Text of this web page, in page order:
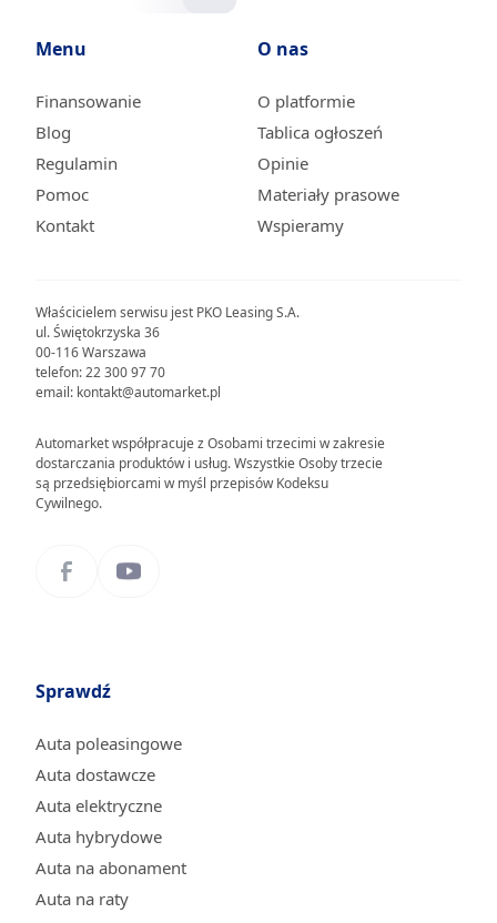
Właścicielem serwisu jest PKO Leasing S.A.
ul. Świętokrzyska 36
00-116 Warszawa
telefon: 22 300 97 70
email: kontakt@automarket.pl
Automarket współpracuje z Osobami trzecimi w zakresie
dostarczania produktów i usług. Wszystkie Osoby trzecie
są przedsiębiorcami w myśl przepisów Kodeksu
Cywilnego.
Menu
Finansowanie
Blog
Regulamin
Pomoc
Kontakt
O nas
O platformie
Tablica ogłoszeń
Opinie
Materiały prasowe
Wspieramy
Sprawdź
Auta poleasingowe
Auta dostawcze
Auta elektryczne
Auta hybrydowe
Auta na abonament
Auta na raty